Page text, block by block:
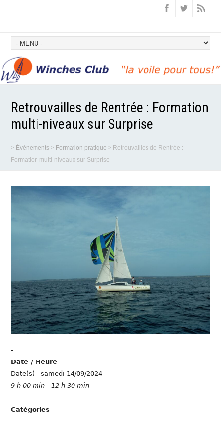
Retrouvailles de Rentrée : Formation
multi-niveaux sur Surprise
> Évènements > Formation pratique > Retrouvailles de Rentrée :
Formation multi-niveaux sur Surprise
-
Date / Heure
Date(s) - samedi 14/09/2024
9 h 00 min - 12 h 30 min
Catégories